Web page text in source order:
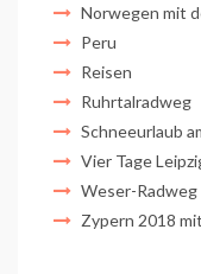
Norwegen mit
Peru
Reisen
Ruhrtalradweg
Schneeurlaub
Vier Tage
Weser-Radweg
Zypern 2018